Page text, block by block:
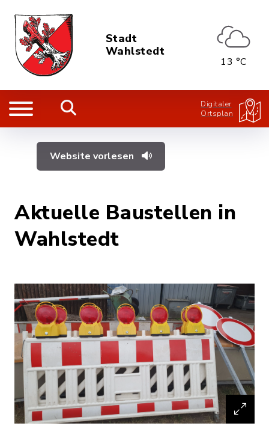
Stadt
Wahlstedt
13 °C
Digitaler
Ortsplan
Website vorlesen
Aktuelle Baustellen in
Wahlstedt